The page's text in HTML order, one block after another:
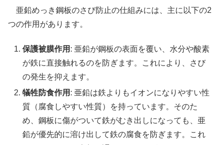
亜鉛めっき鋼板のさび防止の仕組みには、主に以下の2
つの作用があります。
保護被膜作用 : 亜鉛が鋼板の表面を覆い、水分や酸素
が鉄に直接触れるのを防ぎます。これにより、さび
の発生を抑えます。
犠牲防食作用 : 亜鉛は鉄よりもイオンになりやすい性
質（腐食しやすい性質）を持っています。そのた
め、鋼板に傷がついて鉄がむき出しになっても、亜
鉛が優先的に溶け出して鉄の腐食を防ぎます。これ